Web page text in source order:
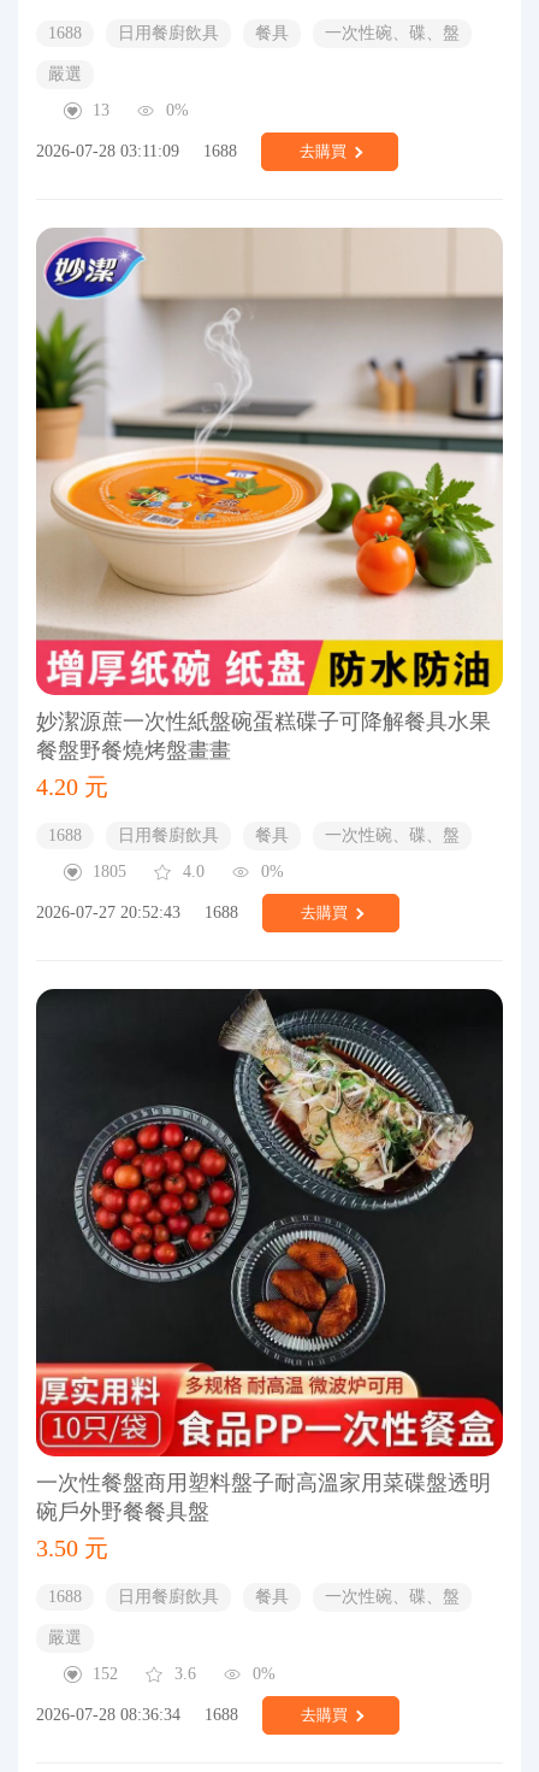
1688 日用餐廚飲具 餐具 一次性碗、碟、盤
嚴選
13
0%
2026-07-28 03:11:09 1688 去購買
妙潔源蔗一次性紙盤碗蛋糕碟子可降解餐具水果
餐盤野餐燒烤盤畫畫
4.20 元
1688 日用餐廚飲具 餐具
一次性碗、碟、盤
1805
4.0 0%
2026-07-27 20:52:43 1688 去購買
一次性餐盤商用塑料盤子耐高溫家用菜碟盤透明
碗戶外野餐餐具盤
3.50 元
1688 日用餐廚飲具 餐具 一次性碗、碟、盤
嚴選
152
3.6 0%
2026-07-28 08:36:34 1688 去購買